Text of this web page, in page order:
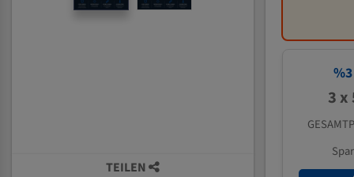
%3
3 x
TEILEN